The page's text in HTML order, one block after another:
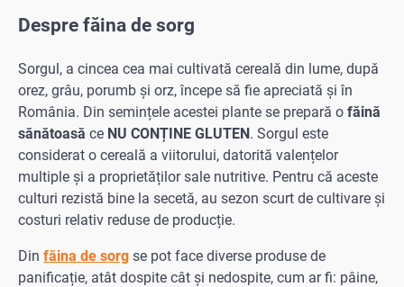
Despre făina de sorg
Sorgul, a cincea cea mai cultivată cereală din lume, după
orez, grâu, porumb și orz, începe să fie apreciată și în
România. Din semințele acestei plante se prepară o făină
sănătoasă ce NU CONȚINE GLUTEN. Sorgul este
considerat o cereală a viitorului, datorită valențelor
multiple și a proprietăților sale nutritive. Pentru că aceste
culturi rezistă bine la secetă, au sezon scurt de cultivare și
costuri relativ reduse de producție.
Din făina de sorg se pot face diverse produse de
panificație, atât dospite cât şi nedospite, cum ar fi: pâine,